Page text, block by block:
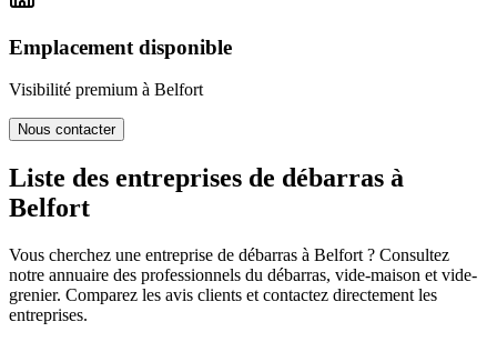
Emplacement disponible
Visibilité premium à Belfort
Nous contacter
Liste des entreprises de débarras à
Belfort
Vous cherchez une entreprise de débarras à Belfort ? Consultez
notre annuaire des professionnels du débarras, vide-maison et vide-
grenier. Comparez les avis clients et contactez directement les
entreprises.